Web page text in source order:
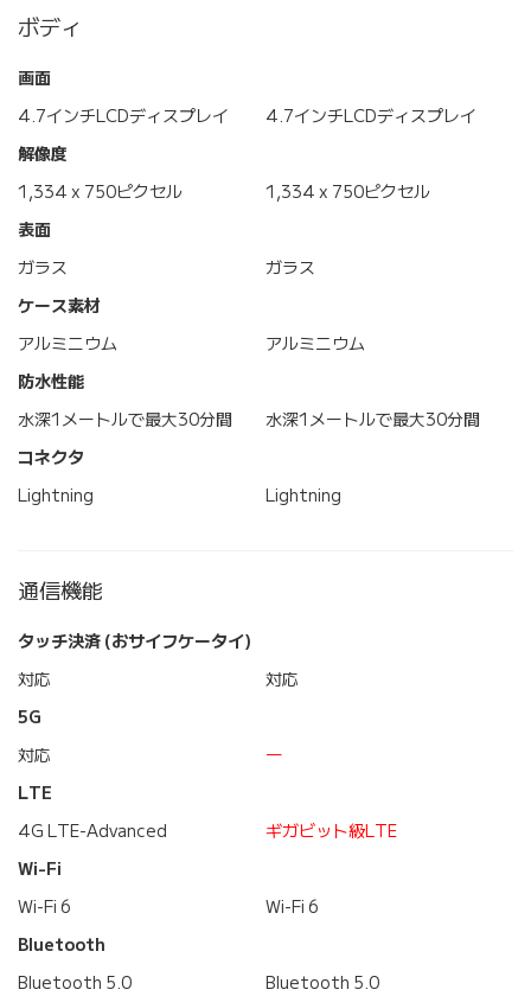
ボディ
画面
4.7インチLCDディスプレイ
4.7インチLCDディスプレイ
解像度
1,334 x 750ピクセル
1,334 x 750ピクセル
表面
ガラス
ガラス
ケース素材
アルミニウム
アルミニウム
防水性能
水深1メートルで最大30分間
水深1メートルで最大30分間
コネクタ
Lightning
Lightning
通信機能
タッチ決済 (おサイフケータイ)
対応
対応
5G
対応
―
LTE
4G LTE-Advanced
ギガビット級LTE
Wi-Fi
Wi-Fi 6
Wi-Fi 6
Bluetooth
Bluetooth 5.0
Bluetooth 5.0